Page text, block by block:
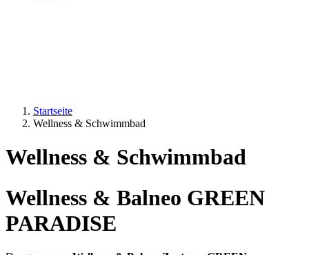
Startseite
Wellness & Schwimmbad
Wellness & Schwimmbad
Wellness & Balneo GREEN
PARADISE